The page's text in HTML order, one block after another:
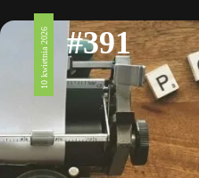
10 kwietnia 2026 #391